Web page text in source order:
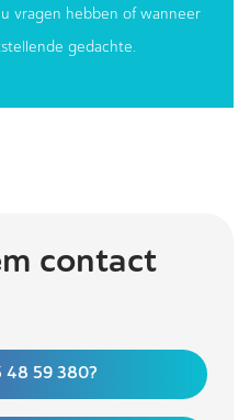
vragen hebben of wanneer
gedachte.
contact
48 59 380?